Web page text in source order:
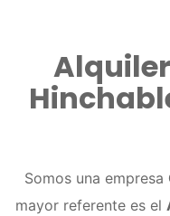
Somos una empresa
mayor referente es el